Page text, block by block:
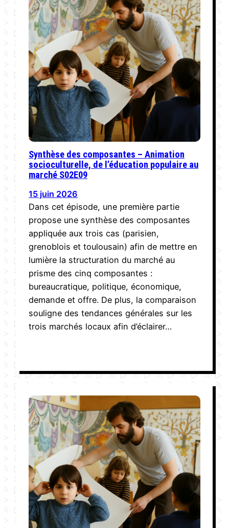
Synthèse des composantes – Animation
socioculturelle, de l’éducation populaire au
marché S02E09
15 juin 2026
Dans cet épisode, une première partie
propose une synthèse des composantes
appliquée aux trois cas (parisien,
grenoblois et toulousain) afin de mettre en
lumière la structuration du marché au
prisme des cinq composantes :
bureaucratique, politique, économique,
demande et offre. De plus, la comparaison
souligne des tendances générales sur les
trois marchés locaux afin d’éclairer…